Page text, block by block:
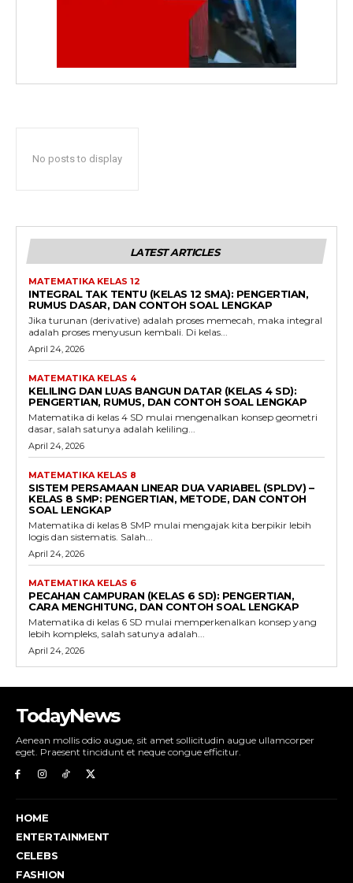
No posts to display
LATEST ARTICLES
MATEMATIKA KELAS 12
INTEGRAL TAK TENTU (KELAS 12 SMA): PENGERTIAN,
RUMUS DASAR, DAN CONTOH SOAL LENGKAP
Jika turunan (derivative) adalah proses memecah, maka integral
adalah proses menyusun kembali. Di kelas...
April 24, 2026
MATEMATIKA KELAS 4
KELILING DAN LUAS BANGUN DATAR (KELAS 4 SD):
PENGERTIAN, RUMUS, DAN CONTOH SOAL LENGKAP
Matematika di kelas 4 SD mulai mengenalkan konsep geometri
dasar, salah satunya adalah keliling...
April 24, 2026
MATEMATIKA KELAS 8
SISTEM PERSAMAAN LINEAR DUA VARIABEL (SPLDV) –
KELAS 8 SMP: PENGERTIAN, METODE, DAN CONTOH
SOAL LENGKAP
Matematika di kelas 8 SMP mulai mengajak kita berpikir lebih
logis dan sistematis. Salah...
April 24, 2026
MATEMATIKA KELAS 6
PECAHAN CAMPURAN (KELAS 6 SD): PENGERTIAN,
CARA MENGHITUNG, DAN CONTOH SOAL LENGKAP
Matematika di kelas 6 SD mulai memperkenalkan konsep yang
lebih kompleks, salah satunya adalah...
April 24, 2026
TodayNews
Aenean mollis odio augue, sit amet sollicitudin augue ullamcorper
eget. Praesent tincidunt et neque congue efficitur.
HOME
ENTERTAINMENT
CELEBS
FASHION